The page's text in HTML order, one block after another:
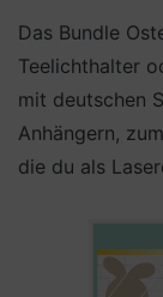
Das Bundle
Teelichthalter
mit deutschen
Anhängern,
die du als